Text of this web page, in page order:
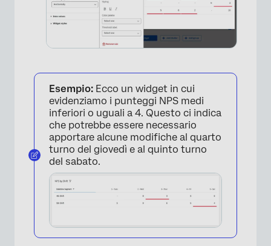
×
×
Esempio: Ecco un widget in cui
evidenziamo i punteggi NPS medi
inferiori o uguali a 4. Questo ci indica
che potrebbe essere necessario
apportare alcune modifiche al quarto
turno del giovedì e al quinto turno
del sabato.